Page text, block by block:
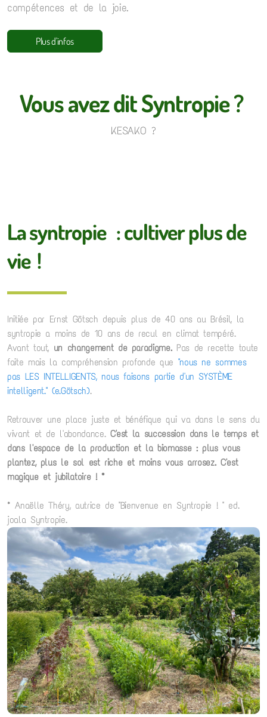
compétences et de la joie.
Plus d'infos
Vous avez dit Syntropie ?
KESAKO ?
La syntropie : cultiver plus de
vie !
Initiée par Ernst Götsch depuis plus de 40 ans au Brésil, la
syntropie a moins de 10 ans de recul en climat tempéré.
Avant tout, un changement de paradigme. Pas de recette toute
faite mais la compréhension profonde que "nous ne sommes
pas LES INTELLIGENTS, nous faisons partie d'un SYSTÈME
intelligent." (e.Götsch).
Retrouver une place juste et bénéfique qui va dans le sens du
vivant et de l'abondance. C'est la succession dans le temps et
dans l'espace de la production et la biomasse : plus vous
plantez, plus le sol est riche et moins vous arrosez. C'est
magique et jubilatoire ! *
* Anaëlle Théry, autrice de "Bienvenue en Syntropie ! " ed.
joala Syntropie.